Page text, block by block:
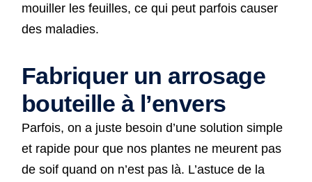
mouiller les feuilles, ce qui peut parfois causer
des maladies.
Fabriquer un arrosage
bouteille à l’envers
Parfois, on a juste besoin d’une solution simple
et rapide pour que nos plantes ne meurent pas
de soif quand on n’est pas là. L’astuce de la